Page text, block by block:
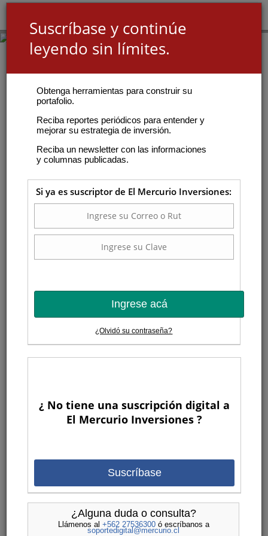
Suscríbase y continúe
leyendo sin límites.
Obtenga herramientas para construir su
portafolio.
Reciba reportes periódicos para entender y
mejorar su estrategia de inversión.
Reciba un newsletter con las informaciones
y columnas publicadas.
Si ya es suscriptor de El Mercurio Inversiones:
Ingrese acá
¿Olvidó su contraseña?
¿ No tiene una suscripción digital a
El Mercurio Inversiones ?
Suscríbase
¿Alguna duda o consulta?
Llámenos al +562 27536300ó escríbanos a
soportedigital@mercurio.cl